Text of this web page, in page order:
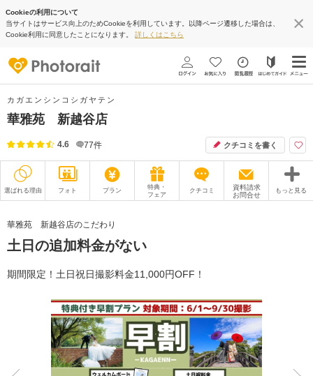
Cookieの利用について
当サイトはサービス向上のためCookieを利用しています。以降ページ遷移した場合は、
Cookie利用に同意したことになります。 詳しくはこちら
カガエンシンコシガヤテン
華雅苑 新越谷店
4.6 77件 クチコミを書く
選ばれる理由 フォト プラン
特典・
フェア
クチコミ
資料請求
お問合せ
もっと見る
衣装
オプション ブログ
アクセス/TEL スタジオトップ
こだわりポイント
華雅苑 新越谷店のこだわり
土日の追加料金がない
期間限定！土日祝日撮影料金11,000円OFF！